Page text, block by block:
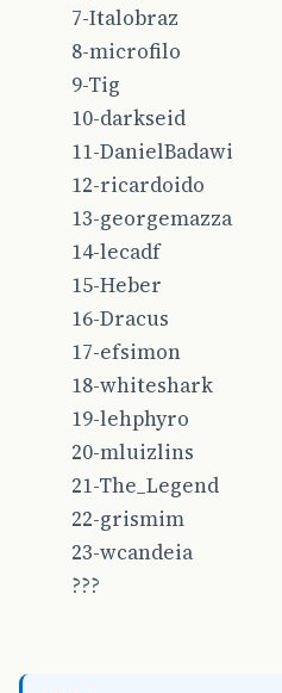
7-Italobraz
8-microfilo
9-Tig
10-darkseid
11-DanielBadawi
12-ricardoido
13-georgemazza
14-lecadf
15-Heber
16-Dracus
17-efsimon
18-whiteshark
19-lehphyro
20-mluizlins
21-The_Legend
22-grismim
23-wcandeia
???